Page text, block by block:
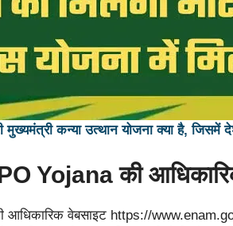
मुख्यमंत्री कन्या उत्थान योजना क्या है, जिसमें
Yojana की
वेबसाइट https://